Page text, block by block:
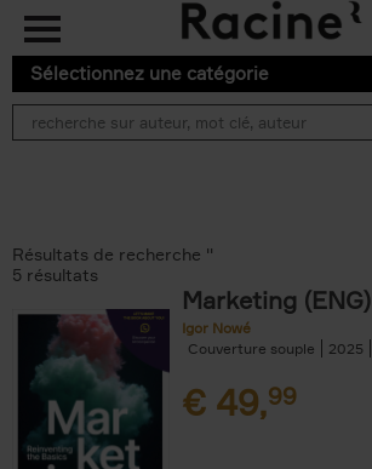
Aller au contenu principal
Sélectionnez une catégorie
Résultats de recherche ''
5 résultats
Marketing (ENG)
Igor Nowé
Couverture souple
2025
€ 49,99